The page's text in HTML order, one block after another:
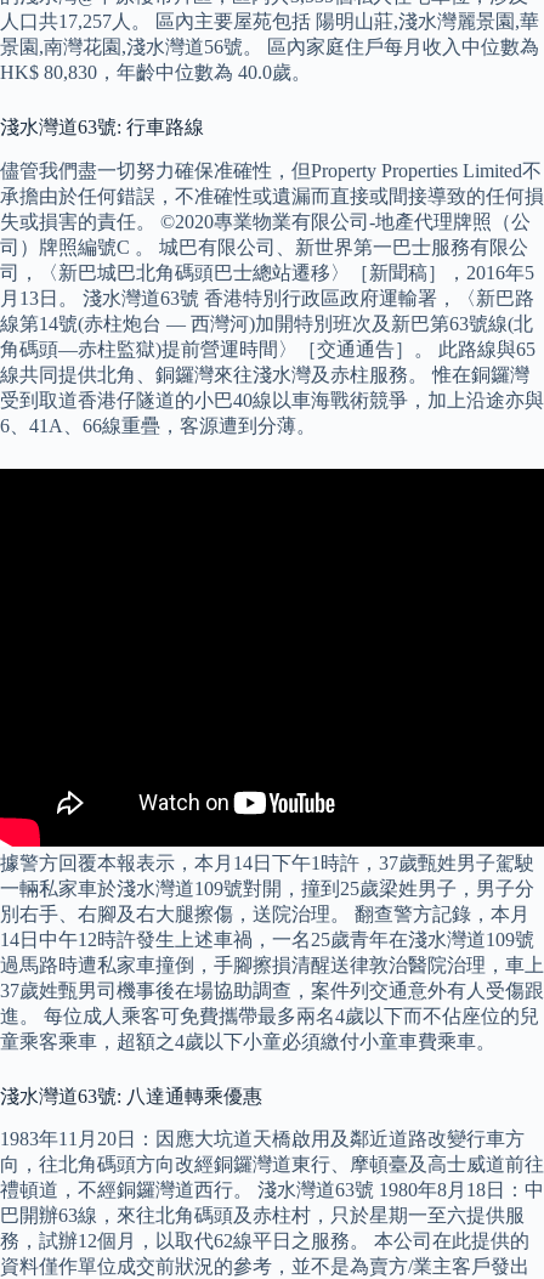
人口共17,257人。 區內主要屋苑包括 陽明山莊,淺水灣麗景園,華
景園,南灣花園,淺水灣道56號。 區內家庭住戶每月收入中位數為
HK$ 80,830，年齡中位數為 40.0歲。
淺水灣道63號: 行車路線
儘管我們盡一切努力確保准確性，但Property Properties Limited不
承擔由於任何錯誤，不准確性或遺漏而直接或間接導致的任何損
失或損害的責任。 ©2020專業物業有限公司-地產代理牌照（公
司）牌照編號C 。 城巴有限公司、新世界第一巴士服務有限公
司，〈新巴城巴北角碼頭巴士總站遷移〉［新聞稿］，2016年5
月13日。 淺水灣道63號 香港特別行政區政府運輸署，〈新巴路
線第14號(赤柱炮台 — 西灣河)加開特別班次及新巴第63號線(北
角碼頭—赤柱監獄)提前營運時間〉［交通通告］。 此路線與65
線共同提供北角、銅鑼灣來往淺水灣及赤柱服務。 惟在銅鑼灣
受到取道香港仔隧道的小巴40線以車海戰術競爭，加上沿途亦與
6、41A、66線重疊，客源遭到分薄。
據警方回覆本報表示，本月14日下午1時許，37歲甄姓男子駕駛
一輛私家車於淺水灣道109號對開，撞到25歲梁姓男子，男子分
別右手、右腳及右大腿擦傷，送院治理。 翻查警方記錄，本月
14日中午12時許發生上述車禍，一名25歲青年在淺水灣道109號
過馬路時遭私家車撞倒，手腳擦損清醒送律敦治醫院治理，車上
37歲姓甄男司機事後在場協助調查，案件列交通意外有人受傷跟
進。 每位成人乘客可免費攜帶最多兩名4歲以下而不佔座位的兒
童乘客乘車，超額之4歲以下小童必須繳付小童車費乘車。
淺水灣道63號: 八達通轉乘優惠
1983年11月20日：因應大坑道天橋啟用及鄰近道路改變行車方
向，往北角碼頭方向改經銅鑼灣道東行、摩頓臺及高士威道前往
禮頓道，不經銅鑼灣道西行。 淺水灣道63號 1980年8月18日：中
巴開辦63線，來往北角碼頭及赤柱村，只於星期一至六提供服
務，試辦12個月，以取代62線平日之服務。 本公司在此提供的
資料僅作單位成交前狀況的參考，並不是為賣方/業主客戶發出